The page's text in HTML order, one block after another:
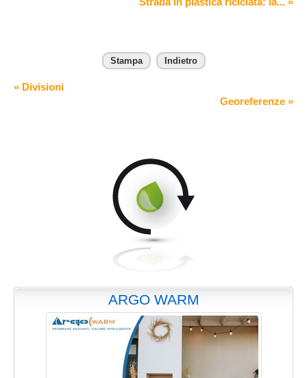
Stampa Indietro
« Divisioni
Georeferenze »
ARGO WARM